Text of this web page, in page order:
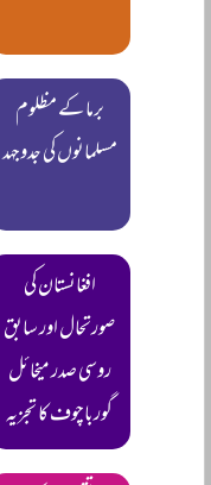
برما کے مظلوم
مسلمانوں کی جدوجہد
افغانستان کی
صورتحال اور سابق
روسی صدر میخائل
گورباچوف کا تجزیہ